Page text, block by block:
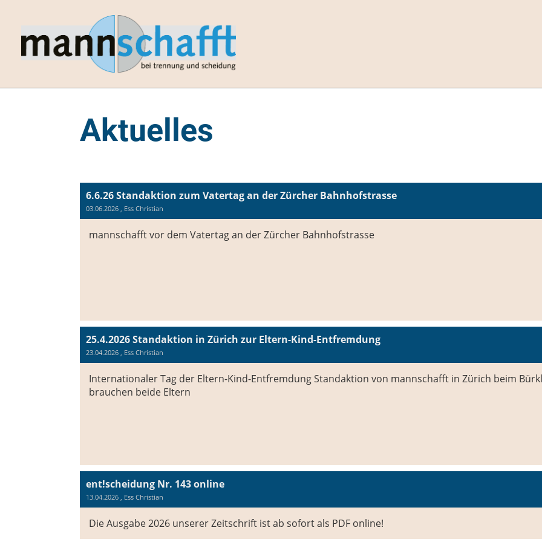
Aktuelles
6.6.26 Standaktion zum Vatertag an der Zürcher Bahnhofstrasse
03.06.2026 , Ess Christian
mannschafft vor dem Vatertag an der Zürcher Bahnhofstrasse
25.4.2026 Standaktion in Zürich zur Eltern-Kind-Entfremdung
23.04.2026 , Ess Christian
Internationaler Tag der Eltern-Kind-Entfremdung Standaktion von mannschafft in Zürich beim
brauchen beide Eltern
ent!scheidung Nr. 143 online
13.04.2026 , Ess Christian
Die Ausgabe 2026 unserer Zeitschrift ist ab sofort als PDF online!